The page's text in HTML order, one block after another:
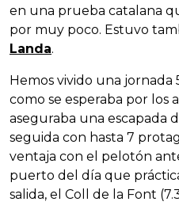
en una prueba catalana
por muy poco. Estuvo
Landa.
Hemos vivido una jornada
como se esperaba por los
aseguraba una escapada
seguida con hasta 7
ventaja con el pelotón
puerto del día que
salida, el Coll de la Font